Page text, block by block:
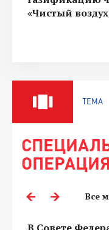
«Чистый
ТЕМА
Все